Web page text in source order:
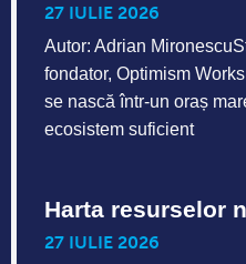
27 IULIE 2026
Autor: Adrian
fondator, Optimism
se nască într-un oraș
ecosistem suficient
Harta resurselor
27 IULIE 2026